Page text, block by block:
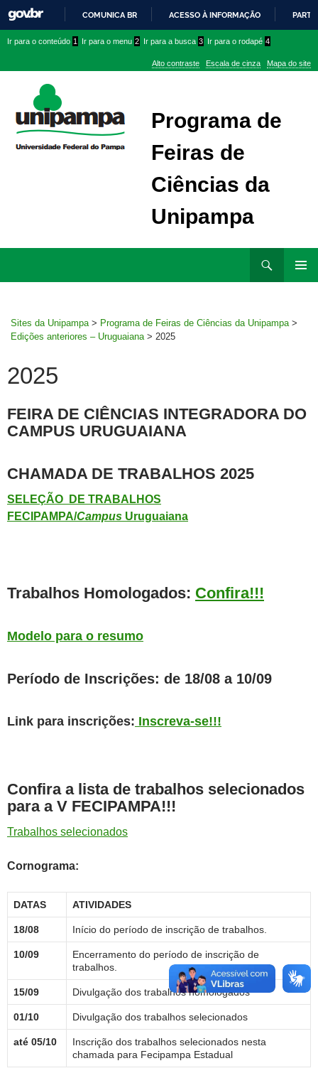
PARA
CONTEÚDO
COMUNICA BR ACESSO À INFORMAÇÃO
conteúdo
menu
superior
menu
Ir para o conteúdo 1 Ir para o menu 2 Ir para a busca 3 Ir para o rodapé 4
Alto contraste Escala de cinza Mapa do site
Programa de
Feiras de
Ciências da
Unipampa
Sites da Unipampa > Programa de Feiras de Ciências da Unipampa >
Edições anteriores – Uruguaiana > 2025
2025
FEIRA DE CIÊNCIAS INTEGRADORA DO
CAMPUS URUGUAIANA
CHAMADA DE TRABALHOS 2025
SELEÇÃO DE TRABALHOS
FECIPAMPA/Campus Uruguaiana
Trabalhos Homologados: Confira!!!
Modelo para o resumo
Período de Inscrições: de 18/08 a 10/09
Link para inscrições: Inscreva-se!!!
Confira a lista de trabalhos selecionados
para a V FECIPAMPA!!!
Trabalhos selecionados
Cornograma:
DATAS ATIVIDADES
18/08 Início do período de inscrição de trabalhos.
10/09
Encerramento do período de inscrição de
trabalhos.
15/09 Divulgação dos trabalhos homologados
01/10 Divulgação dos trabalhos selecionados
até 05/10
Inscrição dos trabalhos selecionados nesta
chamada para Fecipampa Estadual